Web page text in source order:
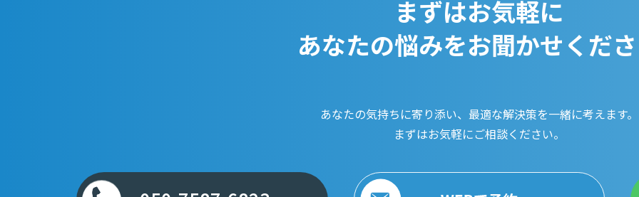
まずはお気軽に
あなたの悩みをお聞かせくだ
あなたの気持ちに寄り添い、 最適な解決策を一緒に考えます。
まずはお気軽にご相談ください。